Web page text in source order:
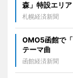
森」特設エリア
札幌経済新聞
OMO5函館で
テーマ曲
函館経済新聞